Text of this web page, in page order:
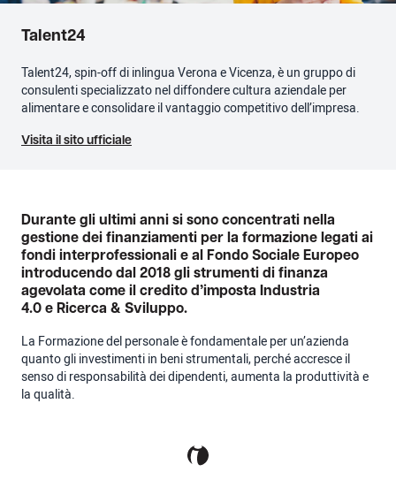
Talent24
Talent24, spin-off di inlingua Verona e Vicenza, è un gruppo di
consulenti specializzato nel diffondere cultura aziendale per
alimentare e consolidare il vantaggio competitivo dell’impresa.
Visita il sito ufficiale
Durante gli ultimi anni si sono concentrati nella
gestione dei finanziamenti per la formazione legati ai
fondi interprofessionali e al Fondo Sociale Europeo
introducendo dal 2018 gli strumenti di finanza
agevolata come il credito d’imposta Industria
4.0 e Ricerca & Sviluppo.
La Formazione del personale è fondamentale per un’azienda
quanto gli investimenti in beni strumentali, perché accresce il
senso di responsabilità dei dipendenti, aumenta la produttività e
la qualità.